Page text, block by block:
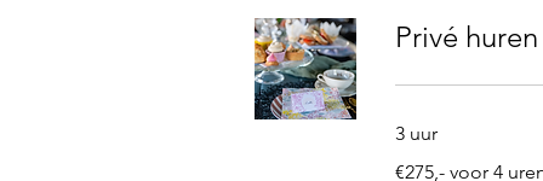
Privé huren
3 uur
voor
€275,- voor 4